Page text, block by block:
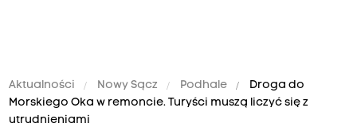
Aktualności Nowy Sącz Podhale
Droga do
Morskiego Oka w remoncie. Turyści muszą liczyć się z
utrudnieniami